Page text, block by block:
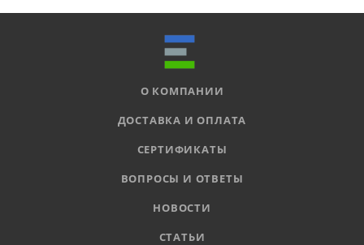
О КОМПАНИИ
ДОСТАВКА И ОПЛАТА
СЕРТИФИКАТЫ
ВОПРОСЫ И ОТВЕТЫ
НОВОСТИ
СТАТЬИ